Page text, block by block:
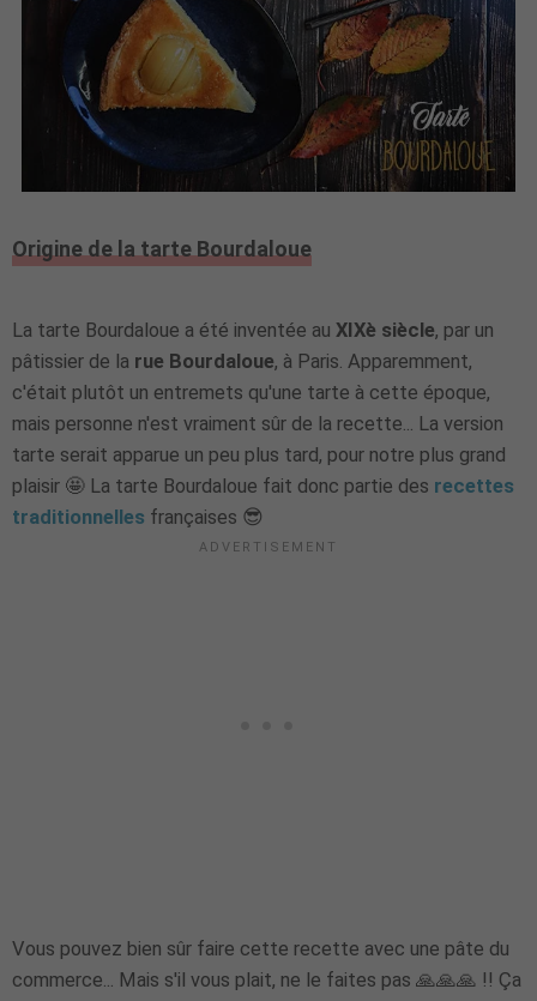
Origine de la tarte Bourdaloue
La tarte Bourdaloue a été inventée au XIXè siècle, par un
pâtissier de la rue Bourdaloue, à Paris. Apparemment,
c'était plutôt un entremets qu'une tarte à cette époque,
mais personne n'est vraiment sûr de la recette... La version
tarte serait apparue un peu plus tard, pour notre plus grand
plaisir 🤩 La tarte Bourdaloue fait donc partie des recettes
traditionnelles françaises 😎
Vous pouvez bien sûr faire cette recette avec une pâte du
commerce... Mais s'il vous plait, ne le faites pas 🙏🙏🙏 !! Ça